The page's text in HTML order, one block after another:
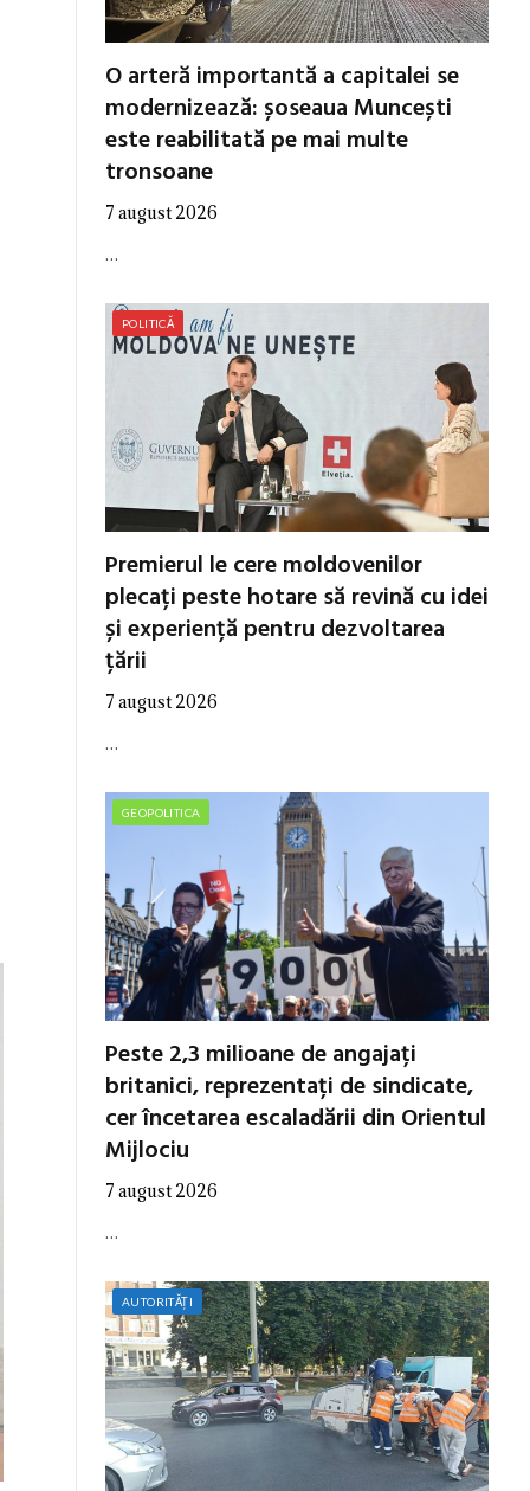
O arteră importantă a capitalei se
modernizează: șoseaua Muncești
este reabilitată pe mai multe
tronsoane
7 august 2026
…
POLITICĂ
Premierul le cere moldovenilor
plecați peste hotare să revină cu idei
și experiență pentru dezvoltarea
țării
7 august 2026
…
GEOPOLITICA
Peste 2,3 milioane de angajați
britanici, reprezentați de sindicate,
cer încetarea escaladării din Orientul
Mijlociu
7 august 2026
…
AUTORITĂȚI